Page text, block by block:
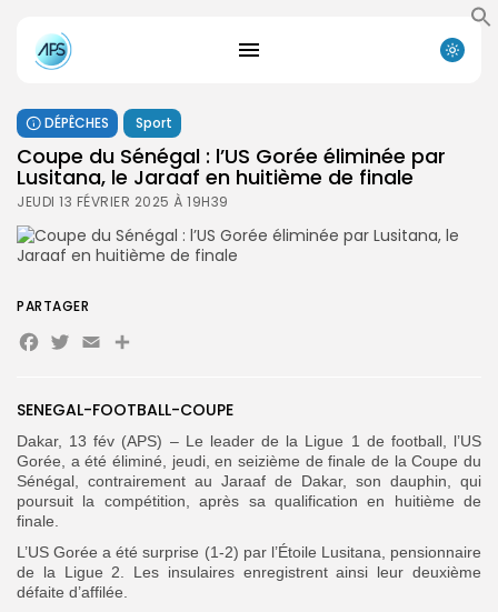
Search
for:
Search
Button
DÉPÊCHES Sport
Coupe du Sénégal : l’US Gorée éliminée par
Lusitana, le Jaraaf en huitième de finale
JEUDI 13 FÉVRIER 2025 À 19H39
SENEGAL-FOOTBALL-COUPE
Dakar, 13 fév (APS) – Le leader de la Ligue 1 de football, l’US
Gorée, a été éliminé, jeudi, en seizième de finale de la Coupe du
Sénégal, contrairement au Jaraaf de Dakar, son dauphin, qui
poursuit la compétition, après sa qualification en huitième de
finale.
L’US Gorée a été surprise (1-2) par l’Étoile Lusitana, pensionnaire
de la Ligue 2. Les insulaires enregistrent ainsi leur deuxième
défaite d’affilée.
PARTAGER
Facebook
Twitter
EmailPartager